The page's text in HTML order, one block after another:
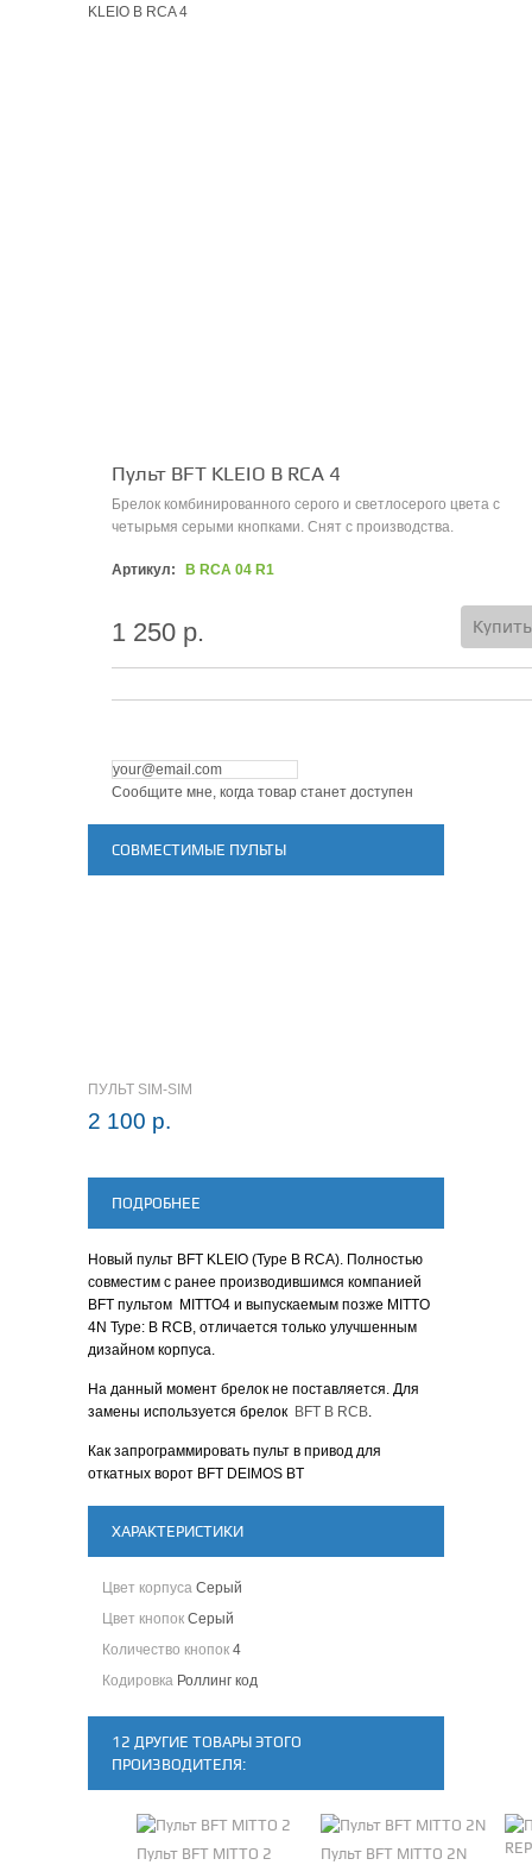
Пульт BFT KLEIO B RCA 4
Брелок комбинированного серого и светлосерого цвета с
четырьмя серыми кнопками. Снят с производства.
Артикул: B RCA 04 R1
1 250 р. Купить
Сообщите мне, когда товар станет доступен
СОВМЕСТИМЫЕ ПУЛЬТЫ
ПУЛЬТ SIM-SIM
2 100 р.
ПОДРОБНЕЕ
Новый пульт BFT KLEIO (Type B RCA). Полностью
совместим с ранее производившимся компанией
BFT пультом MITTO4 и выпускаемым позже MITTO
4N Type: B RCB, отличается только улучшенным
дизайном корпуса.
На данный момент брелок не поставляется. Для
замены используется брелок BFT B RCB.
Как запрограммировать пульт в привод для
откатных ворот BFT DEIMOS BT
ХАРАКТЕРИСТИКИ
Цвет корпуса Серый
Цвет кнопок Серый
Количество кнопок 4
Кодировка Роллинг код
12 ДРУГИЕ ТОВАРЫ ЭТОГО
ПРОИЗВОДИТЕЛЯ:
Пульт BFT MITTO 2 Пульт BFT MITTO 2N